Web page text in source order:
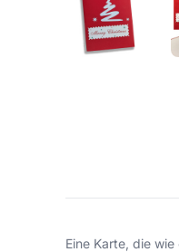
Eine Karte, die